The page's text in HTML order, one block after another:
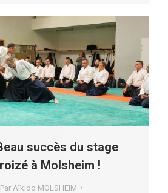
succès du stage
à Molsheim !
Par Aïkido MOLSHEIM